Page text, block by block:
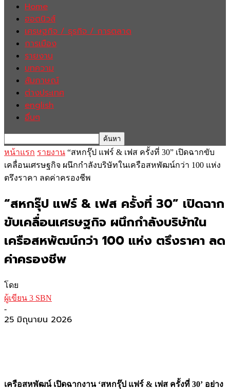
Home
ฮอตนิวส์
เศรษฐกิจ / ธุรกิจ / การตลาด
การเมือง
รายงาน
บทความ
สัมภาษณ์
ต่างประเทศ
english
อื่นๆ
หน้าแรก รายงาน “สหกรุ๊ป แฟร์ & เฟส ครั้งที่ 30” เปิดฉากขับ
เคลื่อนเศรษฐกิจ ผนึกกำลังบริษัทในเครือสหพัฒน์กว่า 100 แห่ง
ตรึงราคา ลดค่าครองชีพ
“สหกรุ๊ป แฟร์ & เฟส ครั้งที่ 30” เปิดฉาก
ขับเคลื่อนเศรษฐกิจ ผนึกกำลังบริษัทใน
เครือสหพัฒน์กว่า 100 แห่ง ตรึงราคา ลด
ค่าครองชีพ
โดย
ผู้เขียน 3 SBN
-
25 มิถุนายน 2026
เครือสหพัฒน์ เปิดฉากงาน ‘สหกรุ๊ป แฟร์ & เฟส ครั้งที่ 30’ อย่าง